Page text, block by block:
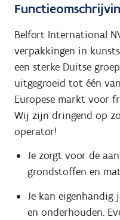
Belfort International
verpakkingen in
een sterke Duitse
uitgegroeid tot één
Europese markt voor
Wij zijn dringend op
operator!
Je zorgt voor de
grondstoffen en
Je kan eigenhandig
en onderhouden.